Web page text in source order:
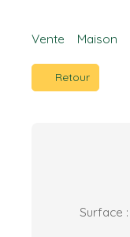
Vente Maison
Retour
Surface :